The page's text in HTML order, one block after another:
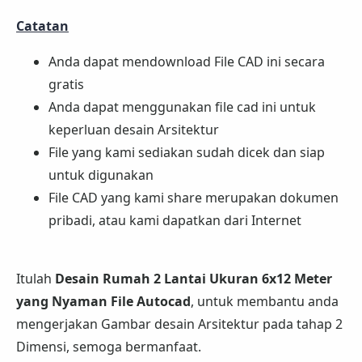
Catatan
Anda dapat mendownload File CAD ini secara
gratis
Anda dapat menggunakan file cad ini untuk
keperluan desain Arsitektur
File yang kami sediakan sudah dicek dan siap
untuk digunakan
File CAD yang kami share merupakan dokumen
pribadi, atau kami dapatkan dari Internet
Itulah Desain Rumah 2 Lantai Ukuran 6x12 Meter
yang Nyaman File Autocad, untuk membantu anda
mengerjakan Gambar desain Arsitektur pada tahap 2
Dimensi, semoga bermanfaat.